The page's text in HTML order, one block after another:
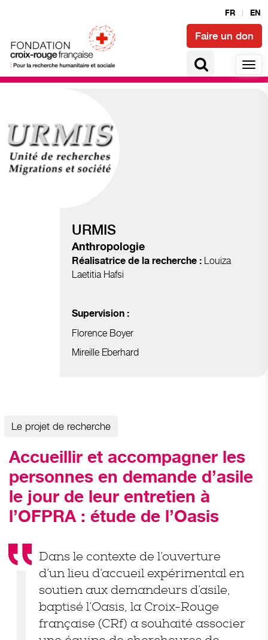
FR EN
Faire un don
URMIS
Anthropologie
Réalisatrice de la recherche : Louiza
Laetitia Hafsi
Supervision :
Florence Boyer
Mireille Eberhard
Le projet de recherche
Accueillir et accompagner les
personnes en demande d’asile
le jour de leur entretien à
l’OFPRA : étude de l’Oasis
Dans le contexte de l’ouverture
d’un lieu d’accueil expérimental en
soutien aux demandeurs d’asile,
baptisé l’Oasis, la Croix-Rouge
française (CRf) a souhaité associer